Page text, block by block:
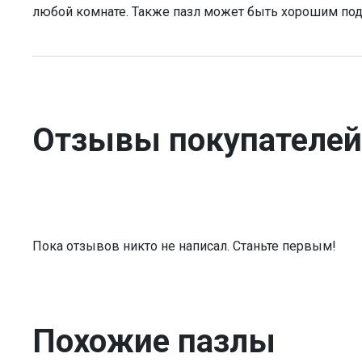
любой комнате. Также пазл может быть хорошим
Отзывы покупателей
Пока отзывов никто не написал. Станьте первым!
Похожие пазлы